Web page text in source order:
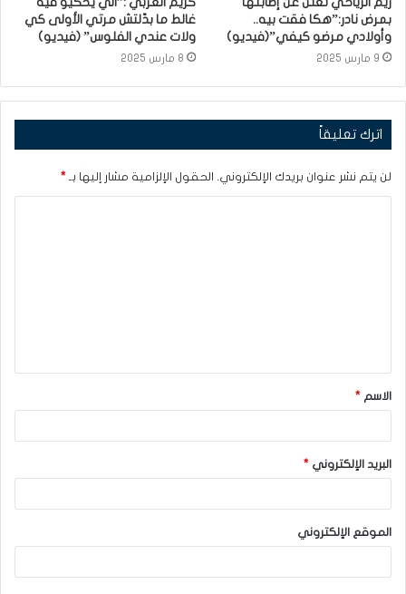
بمرض نادر:”هكا فقت بيه..
وأولادي مرضو كيفي”(فيديو)
9 مارس 2025
غالط ما بدّلتش مرتي الأولى كي
ولات عندي الفلوس” (فيديو)
8 مارس 2025
اترك تعليقاً
لن يتم نشر عنوان بريدك الإلكتروني. الحقول الإلزامية مشار إليها بـ *
ق
*الاسم *
البريد الإلكتروني *
الموقع الإلكتروني